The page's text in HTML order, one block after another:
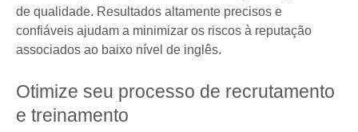
de qualidade. Resultados altamente precisos e
confiáveis ajudam a minimizar os riscos à reputação
associados ao baixo nível de inglês.
Otimize seu processo de recrutamento
e treinamento